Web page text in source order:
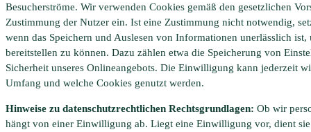
Besucherströme. Wir verwenden Cookies gemäß den gesetzlichen
Zustimmung der Nutzer ein. Ist eine Zustimmung nicht notwendig,
wenn das Speichern und Auslesen von Informationen unerlässlich
bereitstellen zu können. Dazu zählen etwa die Speicherung von
Sicherheit unseres Onlineangebots. Die Einwilligung kann jederzeit
Umfang und welche Cookies genutzt werden.
Hinweise zu datenschutzrechtlichen Rechtsgrundlagen: Ob wir
hängt von einer Einwilligung ab. Liegt eine Einwilligung vor, dient